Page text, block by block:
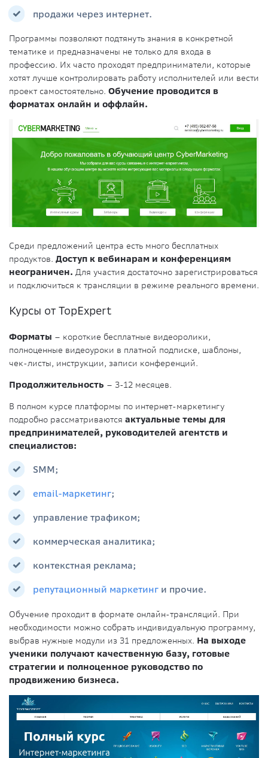
продажи через интернет.
Программы позволяют подтянуть знания в конкретной
тематике и предназначены не только для входа в
профессию. Их часто проходят предприниматели, которые
хотят лучше контролировать работу исполнителей или вести
проект самостоятельно. Обучение проводится в
форматах онлайн и оффлайн.
Среди предложений центра есть много бесплатных
продуктов. Доступ к вебинарам и конференциям
неограничен. Для участия достаточно зарегистрироваться
и подключиться к трансляции в режиме реального времени.
Курсы от TopExpert
Форматы – короткие бесплатные видеоролики,
полноценные видеоуроки в платной подписке, шаблоны,
чек-листы, инструкции, записи конференций.
Продолжительность – 3-12 месяцев.
В полном курсе платформы по интернет-маркетингу
подробно рассматриваются актуальные темы для
предпринимателей, руководителей агентств и
специалистов:
SMM;
email-маркетинг;
управление трафиком;
коммерческая аналитика;
контекстная реклама;
репутационный маркетинг и прочие.
Обучение проходит в формате онлайн-трансляций. При
необходимости можно собрать индивидуальную программу,
выбрав нужные модули из 31 предложенных. На выходе
ученики получают качественную базу, готовые
стратегии и полноценное руководство по
продвижению бизнеса.